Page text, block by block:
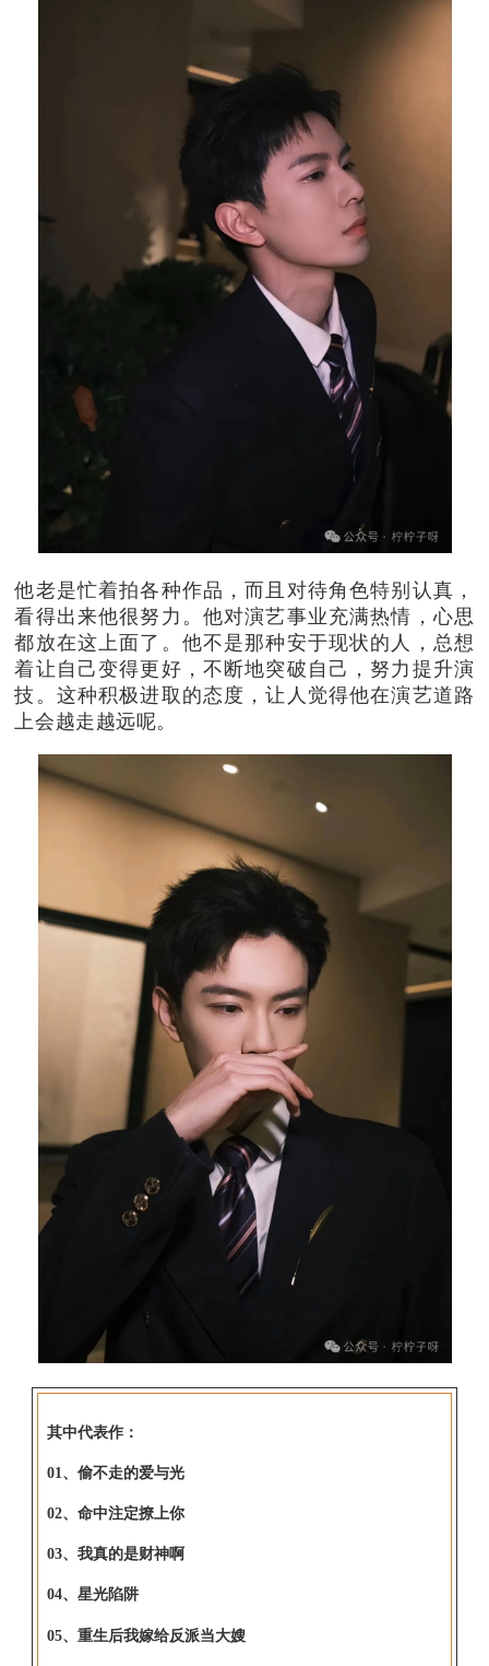
他老是忙着拍各种作品，而且对待角色特别认真，
看得出来他很努力。 他对演艺事业充满热情，心思
都放在这上面了。 他不是那种安于现状的人，总想
着让自己变得更好，不断地突破自己，努力提升演
技。 这种积极进取的态度，让人觉得他在演艺道路
上会越走越远呢。
其中代表作：
01、偷不走的爱与光
02、命中注定撩上你
03、我真的是财神啊
04、星光陷阱
05、重生后我嫁给反派当大嫂